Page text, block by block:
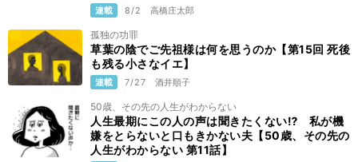
連載 8/2 高橋庄太郎
孤独の功罪
草葉の陰でご先祖様は何を思うのか【第15回 死後
も残る小さなイエ】
連載 7/27 酒井順子
50歳、その先の人生がわからない
人生最期にこの人の声は聞きたくない⁉ 私が機
嫌をとらないと口もきかない夫【50歳、その先の
人生がわからない 第11話】